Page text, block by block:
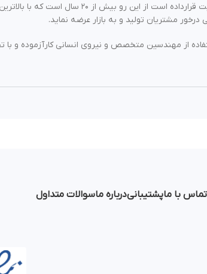
تمرکز خود را بر روی تولید صندلی اداری و مبلمان
درخور مشتریان تولید و به بازار عرضه نماید.
از مهندسین متخصص و نیروی انسانی کارآزموده و با
تماس با ماپشتیبانیدرباره ماسوالات متداول